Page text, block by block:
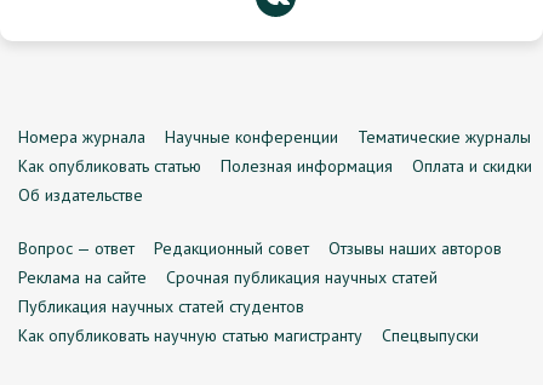
Номера журнала Научные конференции
Тематические журналы
Как опубликовать статью
Полезная информация
Оплата и скидки
Об издательстве
Вопрос — ответ Редакционный совет
Отзывы наших авторов
Реклама на сайте
Срочная публикация научных статей
Публикация научных статей студентов
Как опубликовать научную статью магистранту
Спецвыпуски